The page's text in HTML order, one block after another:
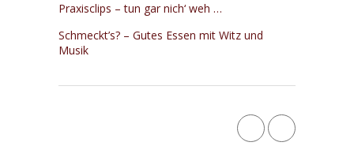
Praxisclips – tun gar nich‘ weh …
Schmeckt’s? – Gutes Essen mit Witz und
Musik